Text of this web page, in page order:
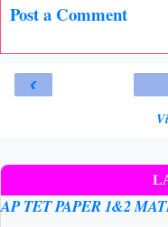
Post a Comment
‹
AP TET PAPER 1&2